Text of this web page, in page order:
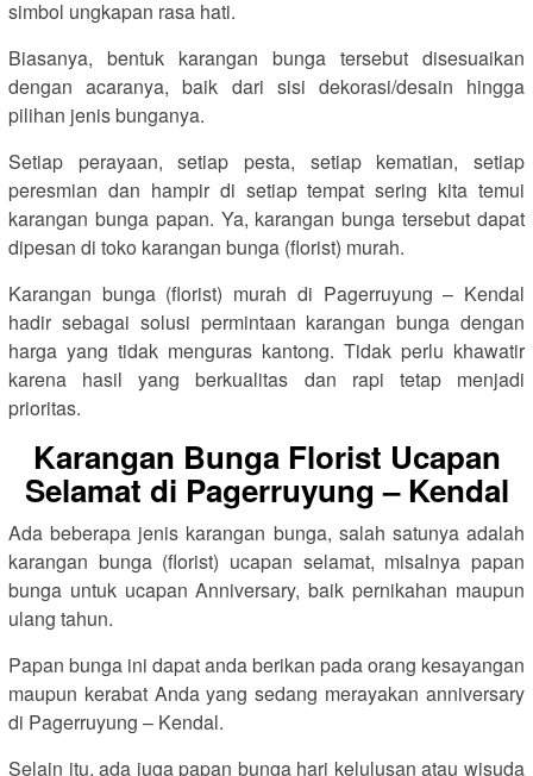
simbol ungkapan rasa hati.
Biasanya, bentuk karangan bunga tersebut disesuaikan
dengan acaranya, baik dari sisi dekorasi/desain hingga
pilihan jenis bunganya.
Setiap perayaan, setiap pesta, setiap kematian, setiap
peresmian dan hampir di setiap tempat sering kita temui
karangan bunga papan. Ya, karangan bunga tersebut dapat
dipesan di toko karangan bunga (florist) murah.
Karangan bunga (florist) murah di Pagerruyung – Kendal
hadir sebagai solusi permintaan karangan bunga dengan
harga yang tidak menguras kantong. Tidak perlu khawatir
karena hasil yang berkualitas dan rapi tetap menjadi
prioritas.
Karangan Bunga Florist Ucapan
Selamat di Pagerruyung – Kendal
Ada beberapa jenis karangan bunga, salah satunya adalah
karangan bunga (florist) ucapan selamat, misalnya papan
bunga untuk ucapan Anniversary, baik pernikahan maupun
ulang tahun.
Papan bunga ini dapat anda berikan pada orang kesayangan
maupun kerabat Anda yang sedang merayakan anniversary
di Pagerruyung – Kendal.
Selain itu, ada juga papan bunga hari kelulusan atau wisuda